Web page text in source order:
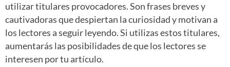
utilizar titulares provocadores. Son frases breves y
cautivadoras que despiertan la curiosidad y motivan a
los lectores a seguir leyendo. Si utilizas estos titulares,
aumentarás las posibilidades de que los lectores se
interesen por tu artículo.